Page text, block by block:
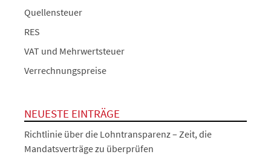
Quellensteuer
RES
VAT und Mehrwertsteuer
Verrechnungspreise
NEUESTE EINTRÄGE
Richtlinie über die Lohntransparenz – Zeit, die
Mandatsverträge zu überprüfen